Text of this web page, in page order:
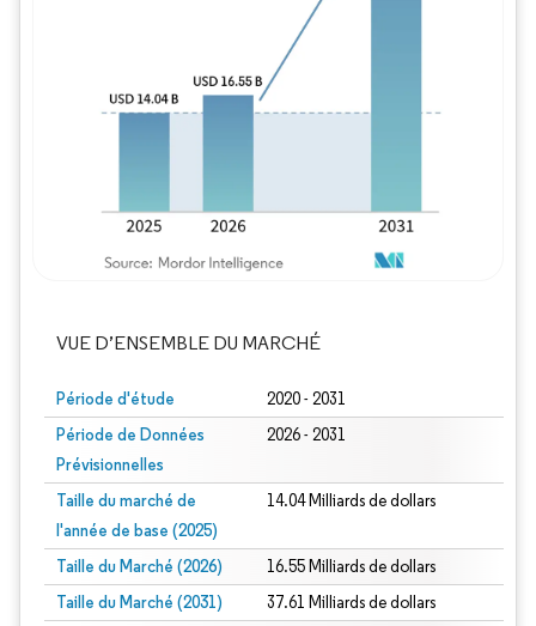
VUE D’ENSEMBLE DU MARCHÉ
Période d'étude 2020 - 2031
Période de Données
Prévisionnelles
2026 - 2031
Taille du marché de
l'année de base (2025)
14.04 Milliards de dollars
Taille du Marché (2026) 16.55 Milliards de dollars
Taille du Marché (2031) 37.61 Milliards de dollars
Image © Mordor Intelligence. La